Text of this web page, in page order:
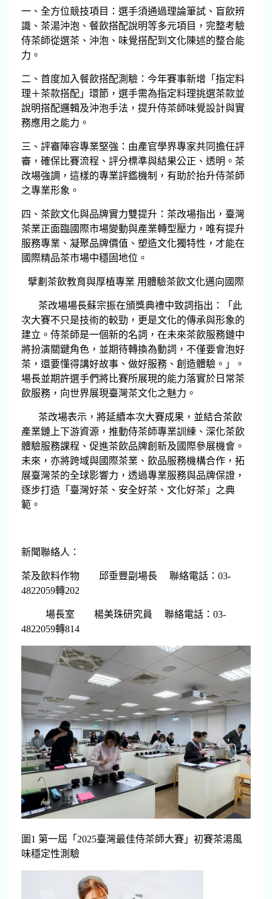
一、全方位競技項目：選手須通過理論筆試、盲飲辨
識、茶湯沖泡、餐飲搭配說明等多元項目，完整考驗
侍茶師從選茶、沖泡、味覺搭配到文化陳述的整合能
力。
二、首度加入餐飲搭配測驗：今年賽事新增「指定料
理＋茶款搭配」環節，選手需為指定料理挑選茶款並
說明搭配邏輯及沖泡手法，提升侍茶師味覺設計與實
務應用之能力。
三、評審陣容專業堅強：由產官學界專家共同擔任評
審，確保比賽流程、評分標準與結果公正、透明。茶
改場強調，這樣的專業評鑑機制，有助於抬升侍茶師
之專業形象。
四、茶飲文化與品牌實力雙提升：茶改場指出，臺灣
茶業正面臨國際市場變動與產業轉型壓力，唯有提升
服務專業、凝聚品牌價值、塑造文化獨特性，才能在
國際精品茶市場中穩固地位。
擘劃茶飲教育與厚植專業 用體驗茶飲文化邁向國際
茶改場場長蘇宗振在頒獎典禮中致詞指出：「此
次大賽不只是技術的較勁，更是文化的傳承與形象的
建立。侍茶師是一個新的名詞，在未來茶飲服務鏈中
將扮演關鍵角色，並期待轉換為動詞，不僅要會泡好
茶，還要懂得講好故事、做好服務、創造體驗。」。
場長並期許選手們將比賽所展現的能力落實於日常茶
飲服務，向世界展現臺灣茶文化之魅力。
茶改場表示，將延續本次大賽成果，並結合茶飲
產業鏈上下游資源，推動侍茶師專業訓練、深化茶飲
體驗服務課程、促進茶飲品牌創新及國際參展機會。
未來，亦將跨域與國際茶業、飲品服務機構合作，拓
展臺灣茶的全球影響力，透過專業服務與品牌保證，
逐步打造「臺灣好茶、安全好茶、文化好茶」之典
範。
新聞聯絡人：
茶及飲料作物 邱垂豐副場長 聯絡電話：03-
4822059轉202
場長室 楊美珠研究員 聯絡電話：03-
4822059轉814
圖1 第一屆「2025臺灣最佳侍茶師大賽」初賽茶湯風
味穩定性測驗